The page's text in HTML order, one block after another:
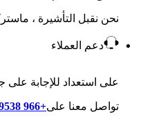
نحن نقبل التأشيرة ،
دعم العملاء
على استعداد للإجابة على
تواصل معنا على+966 920009538